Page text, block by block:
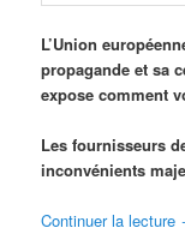
L’Union
propagande et sa
expose comment
Les fournisseurs
inconvénients
Continuer la lecture